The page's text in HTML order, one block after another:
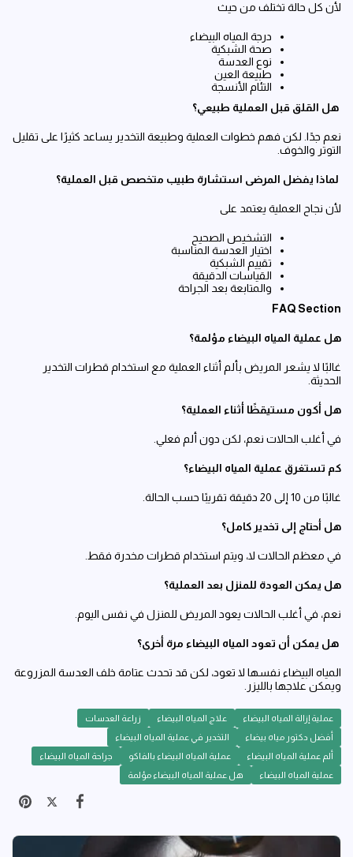
لأن كل حالة تختلف من حيث
درجة المياه البيضاء
صحة الشبكية
نوع العدسة
طبيعة العين
التئام الأنسجة
هل القلق قبل العملية طبيعي؟
نعم جدًا. لكن فهم خطوات العملية وطبيعة التخدير يساعد كثيرًا على تقليل
التوتر والخوف.
لماذا يفضل المرضى استشارة طبيب متخصص قبل العملية؟
لأن نجاح العملية يعتمد على
التشخيص الصحيح
اختيار العدسة المناسبة
تقييم الشبكية
القياسات الدقيقة
والمتابعة بعد الجراحة
FAQ Section
هل عملية المياه البيضاء مؤلمة؟
غالبًا لا يشعر المريض بألم أثناء العملية مع استخدام قطرات التخدير
الحديثة.
هل أكون مستيقظًا أثناء العملية؟
في أغلب الحالات نعم، لكن دون ألم فعلي.
كم تستغرق عملية المياه البيضاء؟
غالبًا من 10 إلى 20 دقيقة تقريبًا حسب الحالة.
هل أحتاج إلى تخدير كامل؟
في معظم الحالات لا، ويتم استخدام قطرات مخدرة فقط.
هل يمكن العودة للمنزل بعد العملية؟
نعم، في أغلب الحالات يعود المريض للمنزل في نفس اليوم.
هل يمكن أن تعود المياه البيضاء مرة أخرى؟
المياه البيضاء نفسها لا تعود، لكن قد تحدث عتامة خلف العدسة المزروعة
ويمكن علاجها بالليزر.
عملية إزالة المياه البيضاء علاج المياه البيضاء
زراعة العدسات
أفضل دكتور مياه بيضاء
التخدير في عملية المياه البيضاء
ألم عملية المياه البيضاء
عملية المياه البيضاء بالفاكو
جراحة المياه البيضاء
عملية المياه البيضاء
هل عملية المياه البيضاء مؤلمة